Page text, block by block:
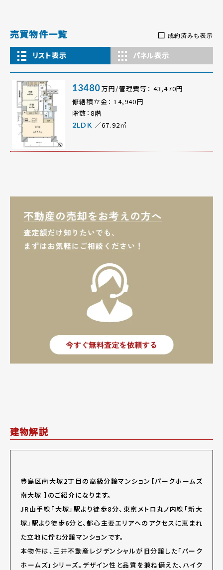
売買物件一覧 成約済みも表示
リスト表示 パネル表示
13480万円/管理費等： 43,470円
修繕積立金： 14,940円
階数：8階
2LDK ／67.92㎡
建物解説
豊島区南大塚2丁目の高級分譲マンション【パークホームズ
南大塚 】のご紹介になります。
JR山手線「大塚」駅より徒歩8分、東京メトロ丸ノ内線「新大
塚」駅より徒歩6分と、都心主要エリアへのアクセスに恵まれ
た立地に佇む分譲マンションです。
本物件は、三井不動産レジデンシャルが旧分譲した「パーク
ホームズ」シリーズ。デザイン性と品質を兼ね備えた、ハイク